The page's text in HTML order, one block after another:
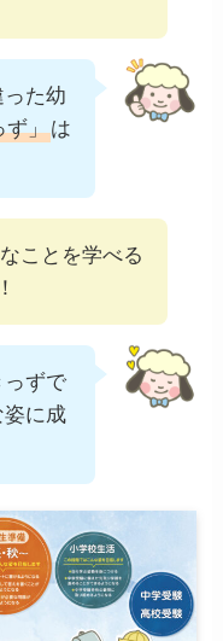
た幼
ず」は
ことを学べる
っずで
姿に成